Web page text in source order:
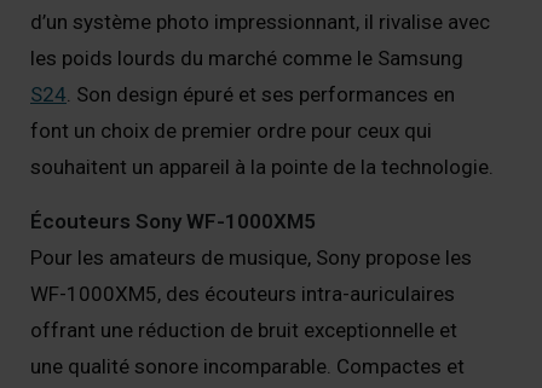
d’un système photo impressionnant, il rivalise avec
les poids lourds du marché comme le Samsung
S24. Son design épuré et ses performances en
font un choix de premier ordre pour ceux qui
souhaitent un appareil à la pointe de la technologie.
Écouteurs Sony WF-1000XM5
Pour les amateurs de musique, Sony propose les
WF-1000XM5, des écouteurs intra-auriculaires
offrant une réduction de bruit exceptionnelle et
une qualité sonore incomparable. Compactes et